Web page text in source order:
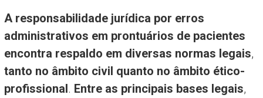
A responsabilidade jurídica por erros
administrativos em prontuários de pacientes
encontra respaldo em diversas normas legais,
tanto no âmbito civil quanto no âmbito ético-
profissional. Entre as principais bases legais,